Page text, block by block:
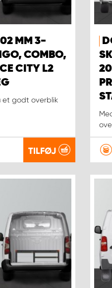
MM 3-
COMBO,
CITY L2
et godt overblik
TILFØJ